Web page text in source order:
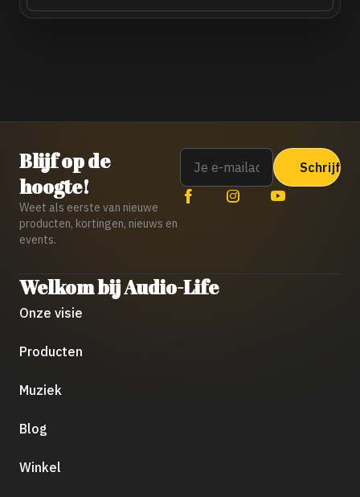
Blijf op de
hoogte!
Weet als eerste van nieuwe
producten, kortingen, nieuws en
events.
Email
Welkom bij Audio-Life
Onze visie
Producten
Muziek
Blog
Winkel